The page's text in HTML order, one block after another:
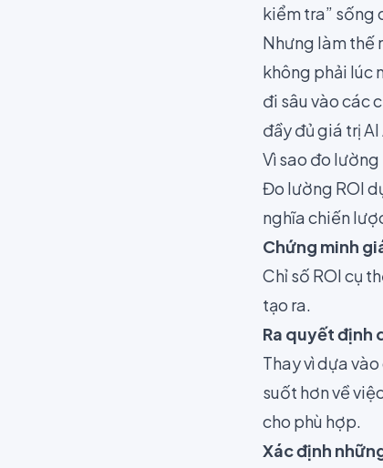
kiểm tra” sống
Nhưng làm thế
không phải lúc
đi sâu vào các
đầy đủ giá trị
Vì sao đo lường
Đo lường ROI
nghĩa chiến
Chứng minh
Chỉ số ROI cụ
tạo ra.
Ra quyết định
Thay vì dựa
suốt hơn về
cho phù hợp.
Xác định